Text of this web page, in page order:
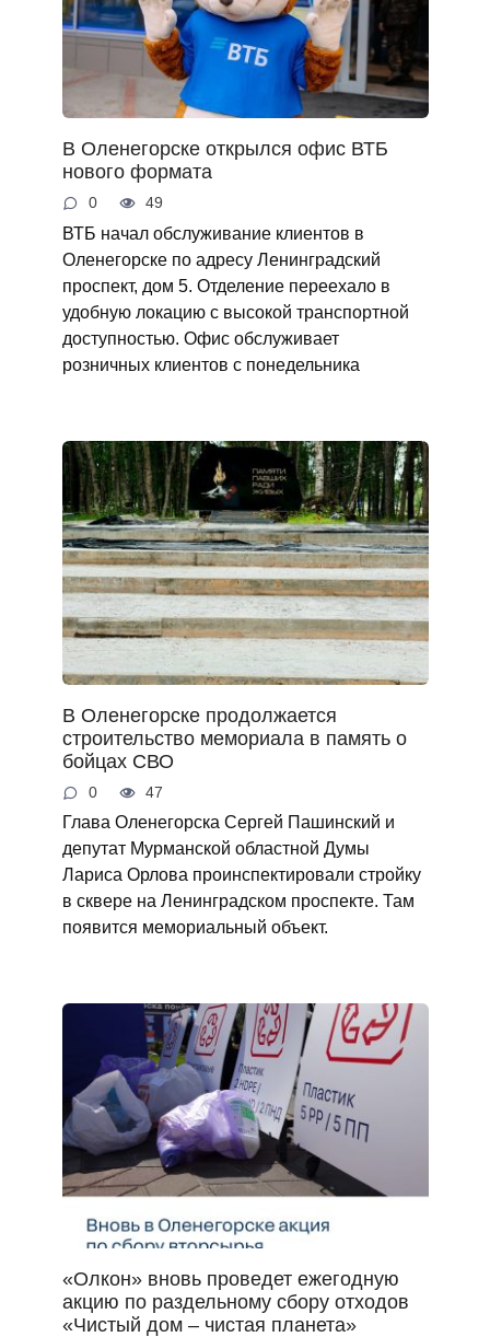
В Оленегорске открылся офис ВТБ
нового формата
0 49
ВТБ начал обслуживание клиентов в
Оленегорске по адресу Ленинградский
проспект, дом 5. Отделение переехало в
удобную локацию с высокой транспортной
доступностью. Офис обслуживает
розничных клиентов с понедельника
В Оленегорске продолжается
строительство мемориала в память о
бойцах СВО
0 47
Глава Оленегорска Сергей Пашинский и
депутат Мурманской областной Думы
Лариса Орлова проинспектировали стройку
в сквере на Ленинградском проспекте. Там
появится мемориальный объект.
«Олкон» вновь проведет ежегодную
акцию по раздельному сбору отходов
«Чистый дом – чистая планета»